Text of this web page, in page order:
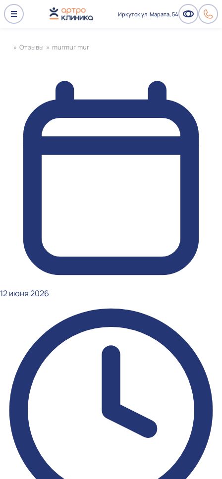
Иркутск ул. Марата, 54
» Отзывы » murmur mur
12 июня 2026